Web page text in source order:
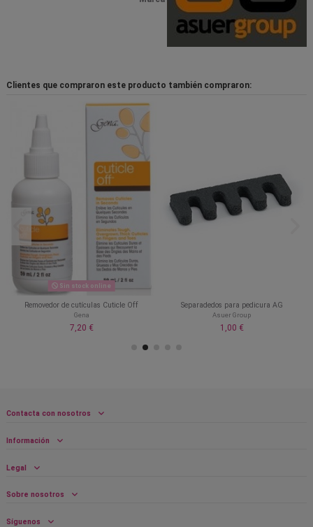
Clientes que compraron este producto también compraron:
Sin stock online
Removedor de cutículas Cuticle Off
Gena
7,20 €
Separadedos para pedicura AG
Asuer Group
1,00 €
Contacta con nosotros
Información
Legal
Sobre nosotros
Síguenos